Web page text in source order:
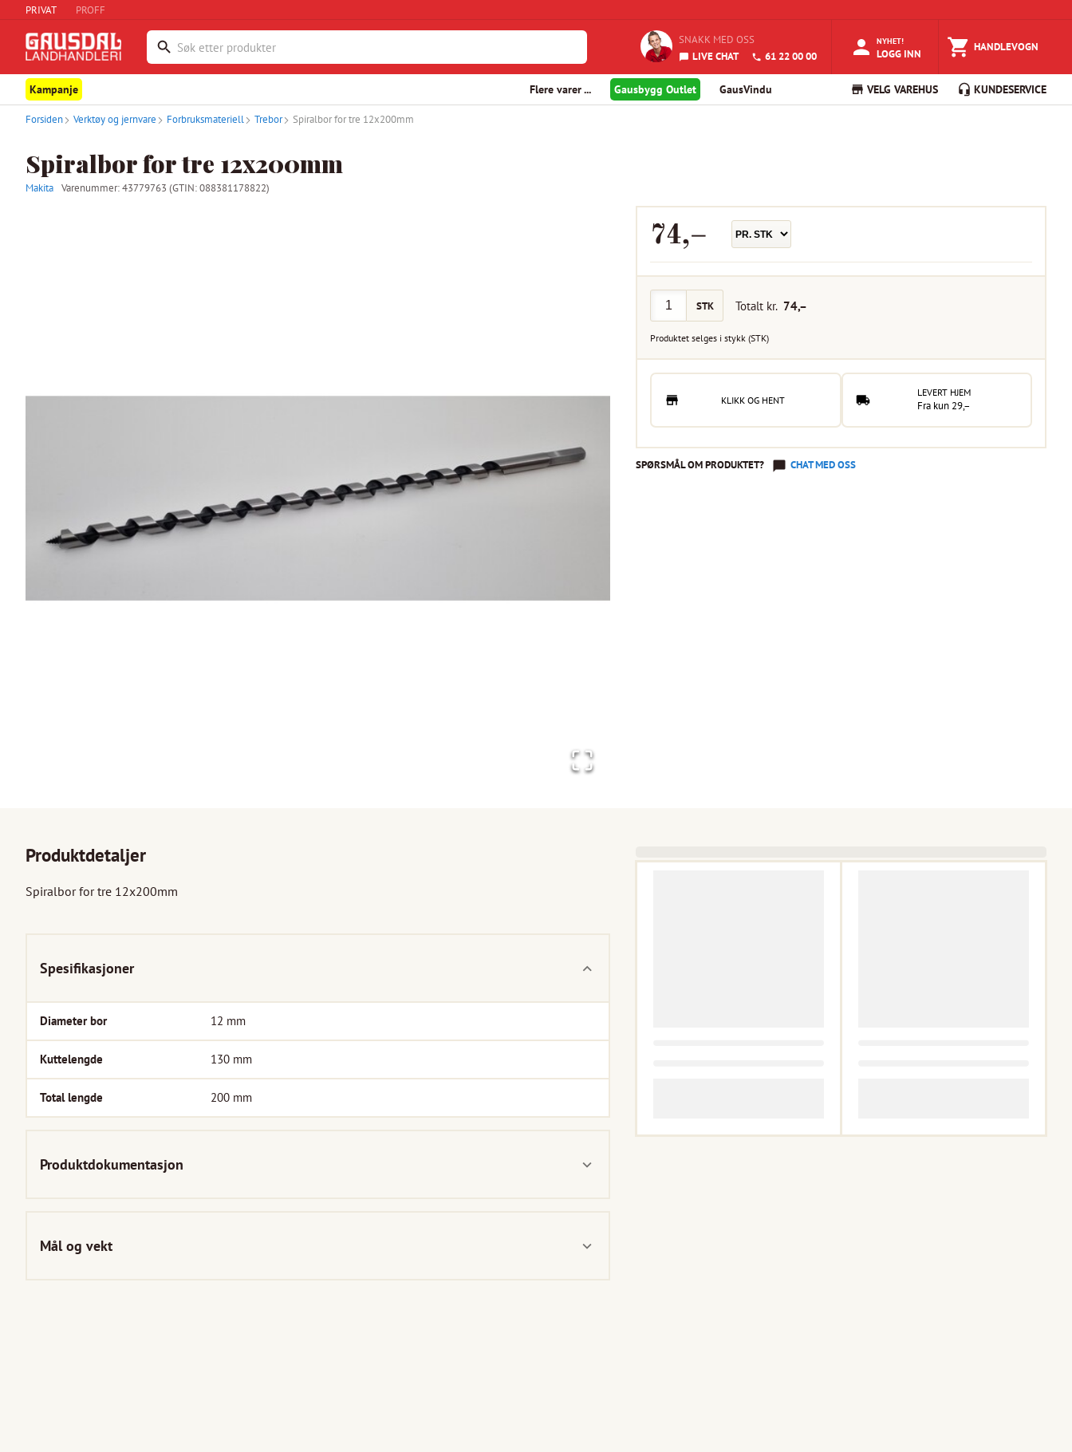
PRIVAT PROFF
SNAKK MED OSS
LIVE CHAT
61 22 00 00
NYHET!
LOGG INN HANDLEVOGN
Kampanje Flere varer ... Gausbygg Outlet GausVindu VELG VAREHUS KUNDESERVICE
Forsiden Verktøy og jernvare Forbruksmateriell Trebor Spiralbor for tre 12x200mm
Spiralbor for tre 12x200mm
Makita Varenummer:43779763 (GTIN: 088381178822)
74,–
STK Totalt kr. 74,–
Produktet selges istykk (STK)
KLIKK OG HENT
LEVERT HJEM
Fra kun 29,–
SPØRSMÅL OM PRODUKTET? CHAT MED OSS
Produktdetaljer
Spiralbor for tre 12x200mm
Spesifikasjoner
Diameter bor 12 mm
Kuttelengde 130 mm
Total lengde 200 mm
Produktdokumentasjon
Mål og vekt